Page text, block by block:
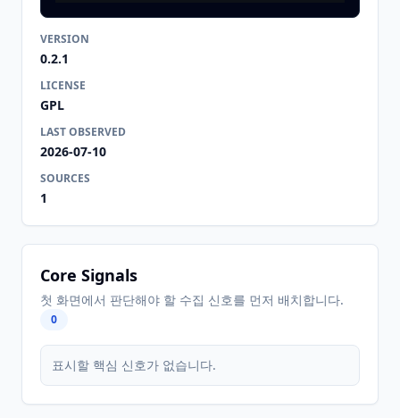
VERSION
0.2.1
LICENSE
GPL
LAST OBSERVED
2026-07-10
SOURCES
1
Core Signals
첫 화면에서 판단해야 할 수집 신호를 먼저 배치합니다.
0
표시할 핵심 신호가 없습니다.